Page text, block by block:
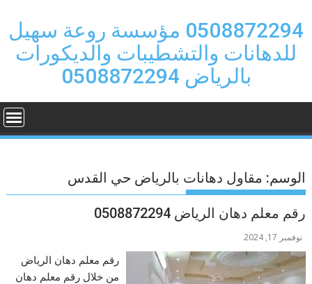
content
0508872294 مؤسسة روعة سهيل
للدهانات والتشطيبات والديكورات
بالرياض 0508872294
الوسم: مقاول دهانات بالرياض حي القدس
رقم معلم دهان الرياض 0508872294
نوفمبر 17, 2024
رقم معلم دهان الرياض
من خلال رقم معلم دهان